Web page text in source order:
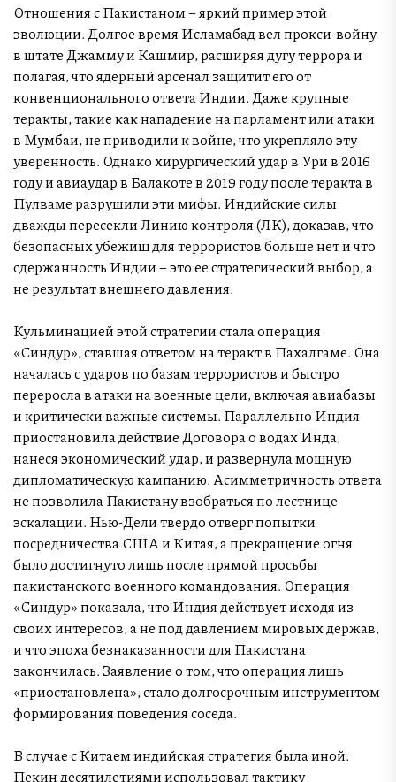
Отношения с Пакистаном – яркий пример этой
эволюции. Долгое время Исламабад вел прокси-войну
в штате Джамму и Кашмир, расширяя дугу террора и
полагая, что ядерный арсенал защитит его от
конвенционального ответа Индии. Даже крупные
теракты, такие как нападение на парламент или атаки
в Мумбаи, не приводили к войне, что укрепляло эту
уверенность. Однако хирургический удар в Ури в 2016
году и авиаудар в Балакоте в 2019 году после теракта в
Пулваме разрушили эти мифы. Индийские силы
дважды пересекли Линию контроля (ЛК), доказав, что
безопасных убежищ для террористов больше нет и что
сдержанность Индии – это ее стратегический выбор, а
не результат внешнего давления.
Кульминацией этой стратегии стала операция
«Синдур», ставшая ответом на теракт в Пахалгаме. Она
началась с ударов по базам террористов и быстро
переросла в атаки на военные цели, включая авиабазы
и критически важные системы. Параллельно Индия
приостановила действие Договора о водах Инда,
нанеся экономический удар, и развернула мощную
дипломатическую кампанию. Асимметричность ответа
не позволила Пакистану взобраться по лестнице
эскалации. Нью-Дели твердо отверг попытки
посредничества США и Китая, а прекращение огня
было достигнуто лишь после прямой просьбы
пакистанского военного командования. Операция
«Синдур» показала, что Индия действует исходя из
своих интересов, а не под давлением мировых держав,
и что эпоха безнаказанности для Пакистана
закончилась. Заявление о том, что операция лишь
«приостановлена», стало долгосрочным инструментом
формирования поведения соседа.
В случае с Китаем индийская стратегия была иной.
Пекин десятилетиями использовал тактику